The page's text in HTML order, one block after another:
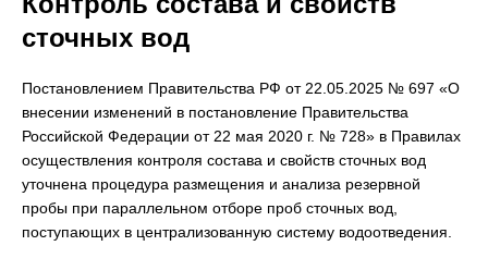
сточных вод
Постановлением Правительства РФ от 22.05.2025 № 697 «О
внесении изменений в постановление Правительства
Российской Федерации от 22 мая 2020 г. № 728» в Правилах
осуществления контроля состава и свойств сточных вод
уточнена процедура размещения и анализа резервной
пробы при параллельном отборе проб сточных вод,
поступающих в централизованную систему водоотведения.